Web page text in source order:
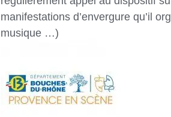
manifestations d’envergure qu’il
musique …)